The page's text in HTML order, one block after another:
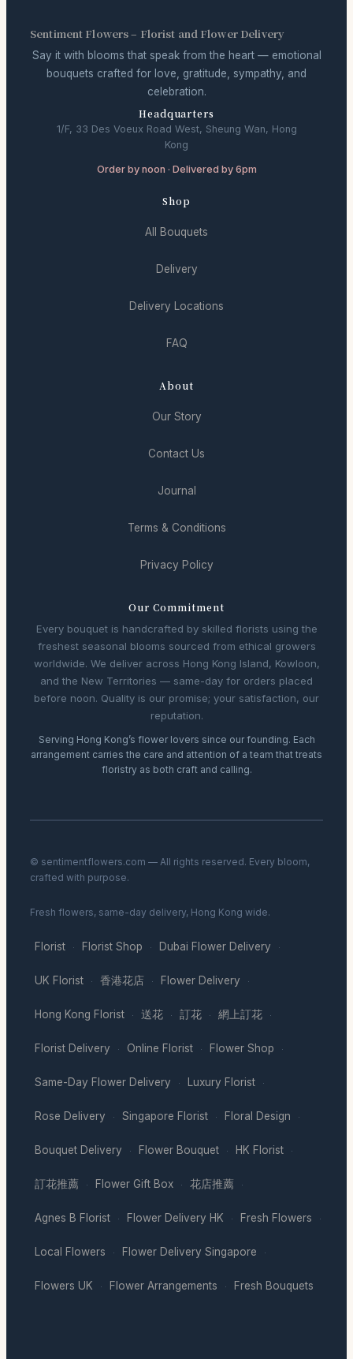
Sentiment Flowers – Florist and Flower Delivery
Say it with blooms that speak from the heart — emotional
bouquets crafted for love, gratitude, sympathy, and
celebration.
Headquarters
1/F, 33 Des Voeux Road West, Sheung Wan, Hong
Kong
Order by noon · Delivered by 6pm
Shop
All Bouquets
Delivery
Delivery Locations
FAQ
About
Our Story
Contact Us
Journal
Terms & Conditions
Privacy Policy
Our Commitment
Every bouquet is handcrafted by skilled florists using the
freshest seasonal blooms sourced from ethical growers
worldwide. We deliver across Hong Kong Island, Kowloon,
and the New Territories — same-day for orders placed
before noon. Quality is our promise; your satisfaction, our
reputation.
Serving Hong Kong’s flower lovers since our founding. Each
arrangement carries the care and attention of a team that treats
floristry as both craft and calling.
© sentimentflowers.com — All rights reserved. Every bloom,
crafted with purpose.
Fresh flowers, same-day delivery, Hong Kong wide.
Florist · Florist Shop · Dubai Flower Delivery ·
UK Florist · 香港花店 · Flower Delivery ·
Hong Kong Florist · 送花 · 訂花 · 網上訂花 ·
Florist Delivery · Online Florist · Flower Shop ·
Same-Day Flower Delivery · Luxury Florist ·
Rose Delivery · Singapore Florist · Floral Design ·
Bouquet Delivery · Flower Bouquet · HK Florist ·
訂花推薦 · Flower Gift Box · 花店推薦 ·
Agnes B Florist · Flower Delivery HK · Fresh Flowers ·
Local Flowers · Flower Delivery Singapore ·
Flowers UK · Flower Arrangements · Fresh Bouquets